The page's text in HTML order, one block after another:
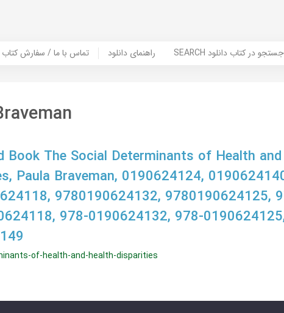
Contact Us / Order Book | تماس با ما / سفارش کتاب راهنمای دانلود SEARCH جستجو در کتاب دانلود
Book The Social Determinants of Health
Paula Braveman, 0190624124,
9780190624132, 9780190624125,
978-0190624132, 978-
of-health-and-health-disparities